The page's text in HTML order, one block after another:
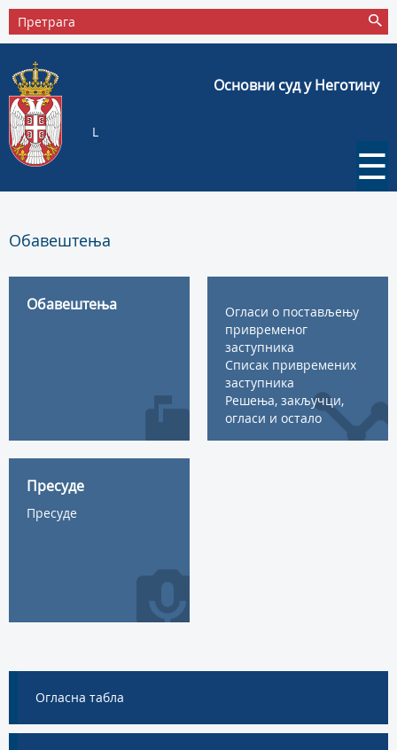
Основни суд у Неготину
L
☰
Обавештења
Обавештења
Огласи о постављењу
привременог
заступника
Списак привремених
заступника
Решења, закључци,
огласи и остало
Пресуде
Пресуде
Огласна табла